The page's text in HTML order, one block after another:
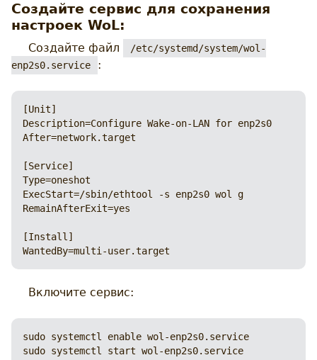
Создайте сервис для сохранения
настроек WoL:
Создайте файл
/etc/systemd/system/wol-
enp2s0.service
:
[Unit]
Description=Configure Wake-on-LAN for enp2s0
After=network.target
[Service]
Type=oneshot
ExecStart=/sbin/ethtool -s enp2s0 wol g
RemainAfterExit=yes
[Install]
WantedBy=multi-user.target
Включите сервис:
sudo systemctl enable wol-enp2s0.service
sudo systemctl start wol-enp2s0.service